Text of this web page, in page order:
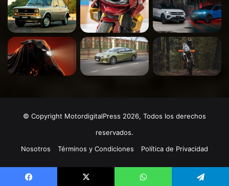
© Copyright MotordigitalPress 2026, Todos los derechos
reservados.
Nosotros
Términos y Condiciones Política de Privacidad